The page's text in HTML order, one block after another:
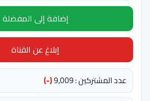
إضافة إلى المفضلة
إبلاغ عن القناة
عدد المشتركين : 9,009
(-)